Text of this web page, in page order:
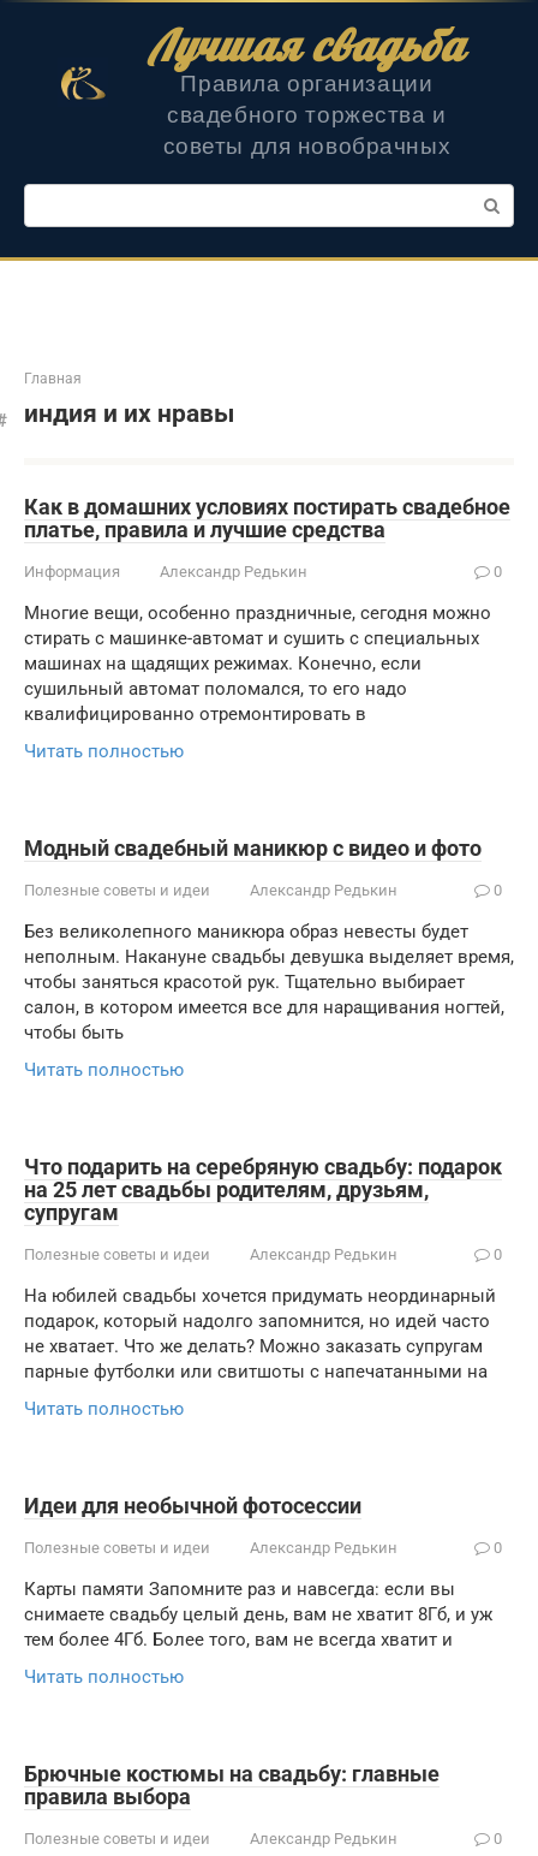
Лучшая свадьба
Правила организации
свадебного торжества и
советы для новобрачных
Поиск:
Главная
индия и их нравы
Как в домашних условиях постирать свадебное
платье, правила и лучшие средства
Информация Александр Редькин 0
Многие вещи, особенно праздничные, сегодня можно
стирать с машинке-автомат и сушить с специальных
машинах на щадящих режимах. Конечно, если
сушильный автомат поломался, то его надо
квалифицированно отремонтировать в
Читать полностью
Модный свадебный маникюр с видео и фото
Полезные советы и идеи Александр Редькин 0
Без великолепного маникюра образ невесты будет
неполным. Накануне свадьбы девушка выделяет время,
чтобы заняться красотой рук. Тщательно выбирает
салон, в котором имеется все для наращивания ногтей,
чтобы быть
Читать полностью
Что подарить на серебряную свадьбу: подарок
на 25 лет свадьбы родителям, друзьям,
супругам
Полезные советы и идеи Александр Редькин 0
На юбилей свадьбы хочется придумать неординарный
подарок, который надолго запомнится, но идей часто
не хватает. Что же делать? Можно заказать супругам
парные футболки или свитшоты с напечатанными на
Читать полностью
Идеи для необычной фотосессии
Полезные советы и идеи Александр Редькин 0
Карты памяти Запомните раз и навсегда: если вы
снимаете свадьбу целый день, вам не хватит 8Гб, и уж
тем более 4Гб. Более того, вам не всегда хватит и
Читать полностью
Брючные костюмы на свадьбу: главные
правила выбора
Полезные советы и идеи Александр Редькин 0